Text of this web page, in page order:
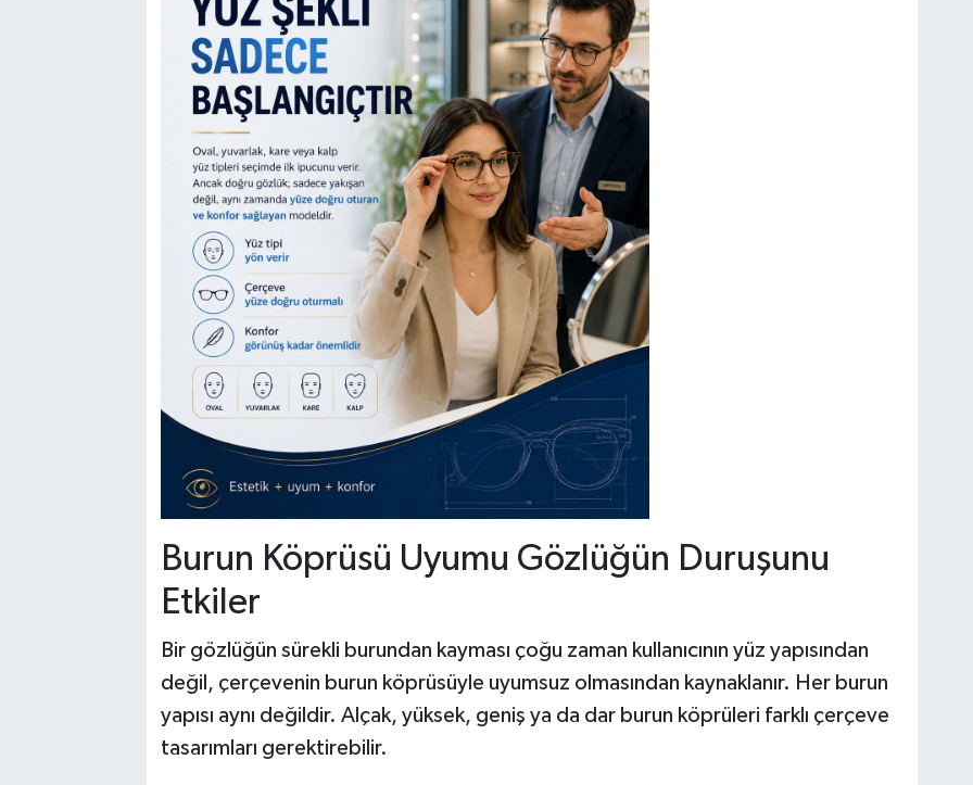
Burun Köprüsü Uyumu Gözlüğün Duruşunu
Etkiler
Bir gözlüğün sürekli burundan kayması çoğu zaman kullanıcının yüz yapısından
değil, çerçevenin burun köprüsüyle uyumsuz olmasından kaynaklanır. Her burun
yapısı aynı değildir. Alçak, yüksek, geniş ya da dar burun köprüleri farklı çerçeve
tasarımları gerektirebilir.